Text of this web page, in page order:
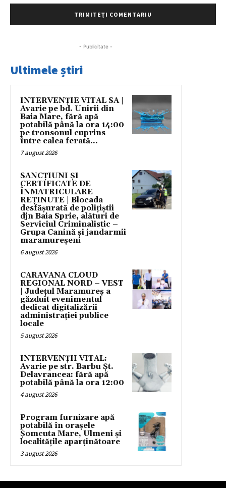
- Publicitate -
Ultimele știri
INTERVENȚIE VITAL SA |
Avarie pe bd. Unirii din
Baia Mare, fără apă
potabilă până la ora 14:00
pe tronsonul cuprins
între calea ferată...
7 august 2026
SANCȚIUNI ȘI
CERTIFICATE DE
ÎNMATRICULARE
REȚINUTE | Blocada
desfășurată de polițiștii
djn Baia Sprie, alături de
Serviciul Criminalistic –
Grupa Canină și jandarmii
maramureșeni
6 august 2026
CARAVANA CLOUD
REGIONAL NORD – VEST
| Județul Maramureș a
găzduit evenimentul
dedicat digitalizării
administrației publice
locale
5 august 2026
INTERVENȚII VITAL:
Avarie pe str. Barbu Șt.
Delavrancea: fără apă
potabilă până la ora 12:00
4 august 2026
Program furnizare apă
potabilă în orașele
Șomcuta Mare, Ulmeni și
localitățile aparținătoare
3 august 2026